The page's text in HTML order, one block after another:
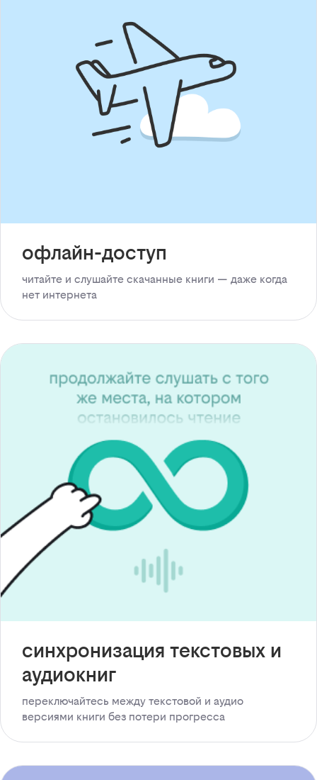
офлайн-доступ
читайте и слушайте скачанные книги — даже когда
нет интернета
синхронизация текстовых и
аудиокниг
переключайтесь между текстовой и аудио
версиями книги без потери прогресса